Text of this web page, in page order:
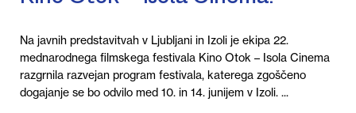
Na javnih predstavitvah v Ljubljani in Izoli je ekipa 22.
mednarodnega filmskega festivala Kino Otok – Isola Cinema
razgrnila razvejan program festivala, katerega zgoščeno
dogajanje se bo odvilo med 10. in 14. junijem v Izoli. ...